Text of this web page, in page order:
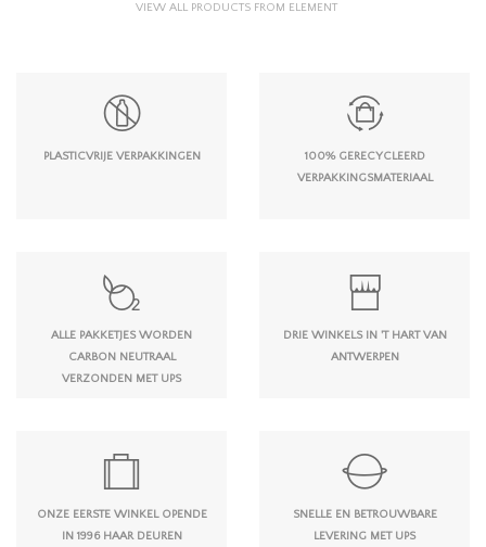
VIEW ALL PRODUCTS FROM ELEMENT
PLASTICVRIJE VERPAKKINGEN
100% GERECYCLEERD
VERPAKKINGSMATERIAAL
ALLE PAKKETJES WORDEN
CARBON NEUTRAAL
VERZONDEN MET UPS
DRIE WINKELS IN 'T HART VAN
ANTWERPEN
ONZE EERSTE WINKEL OPENDE
IN 1996 HAAR DEUREN
SNELLE EN BETROUWBARE
LEVERING MET UPS